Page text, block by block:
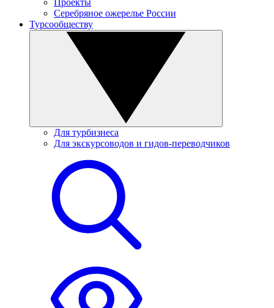
Проекты
Серебряное ожерелье России
Турсообществу
Для турбизнеса
Для экскурсоводов и гидов-переводчиков